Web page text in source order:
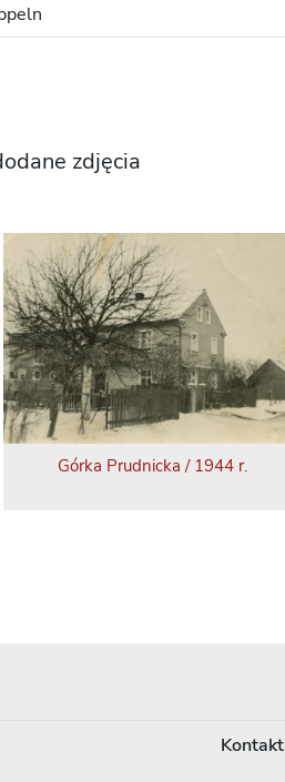
zdjęcia
Górka Prudnicka / 1944 r.
Kontakt